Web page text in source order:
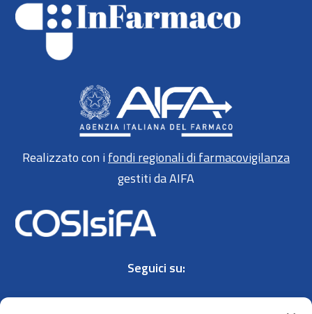
Realizzato con ifondi regionali di farmacovigilanza
gestiti da AIFA
Seguici su: